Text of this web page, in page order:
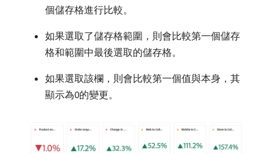
個儲存格進行比較。
如果選取了儲存格範圍，則會比較第一個儲存
格和範圍中最後選取的儲存格。
如果選取該欄，則會比較第一個值與本身，其
顯示為0的變更。